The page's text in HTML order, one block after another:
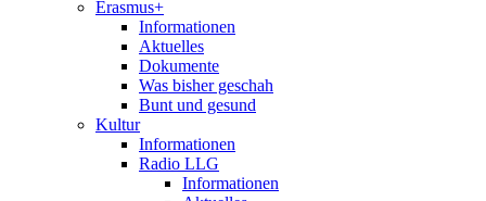
Erasmus+
Informationen
Aktuelles
Dokumente
Was bisher geschah
Bunt und gesund
Kultur
Informationen
Radio LLG
Informationen